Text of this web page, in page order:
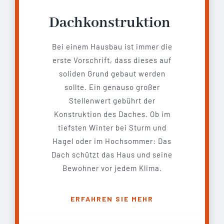
Dachkonstruktion
Bei einem Hausbau ist immer die
erste Vorschrift, dass dieses auf
soliden Grund gebaut werden
sollte. Ein genauso großer
Stellenwert gebührt der
Konstruktion des Daches. Ob im
tiefsten Winter bei Sturm und
Hagel oder im Hochsommer: Das
Dach schützt das Haus und seine
Bewohner vor jedem Klima.
ERFAHREN SIE MEHR